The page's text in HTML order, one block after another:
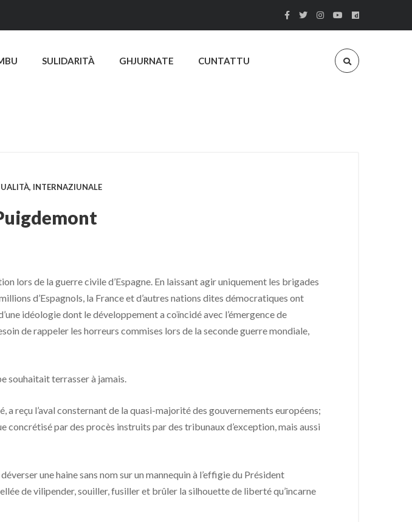
SULIDARITÀ GHJURNATE CUNTATTU
, INTERNAZIUNALE
lors de la guerre civile d’Espagne. En laissant agir uniquement les brigades
d’Espagnols, la France et d’autres nations dites démocratiques ont
idéologie dont le développement a coïncidé avec l’émergence de
de rappeler les horreurs commises lors de la seconde guerre mondiale,
souhaitait terrasser à jamais.
reçu l’aval consternant de la quasi-majorité des gouvernements européens;
concrétisé par des procès instruits par des tribunaux d’exception, mais aussi
une haine sans nom sur un mannequin à l’effigie du Président
de vilipender, souiller, fusiller et brûler la silhouette de liberté qu’incarne